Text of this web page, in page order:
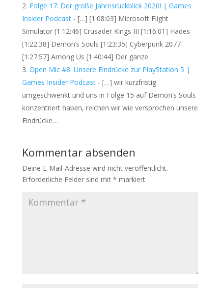
Folge 17: Der große Jahresrückblick 2020! | Games
Insider Podcast- […] [1:08:03] Microsoft Flight
Simulator [1:12:46] Crusader Kings III [1:16:01] Hades
[1:22:38] Demon’s Souls [1:23:35] Cyberpunk 2077
[1:27:57] Among Us [1:40:44] Der ganze…
Open Mic #8: Unsere Eindrücke zur PlayStation 5 |
Games Insider Podcast- […] wir kurzfristig
umgeschwenkt und uns in Folge 15 auf Demon’s Souls
konzentriert haben, reichen wir wie versprochen unsere
Eindrücke…
Kommentar absenden
Deine E-Mail-Adresse wird nicht veröffentlicht.
Erforderliche Felder sind mit * markiert